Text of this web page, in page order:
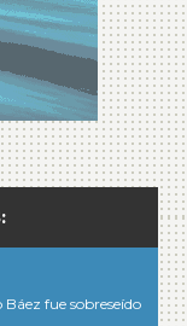
fue sobreseído